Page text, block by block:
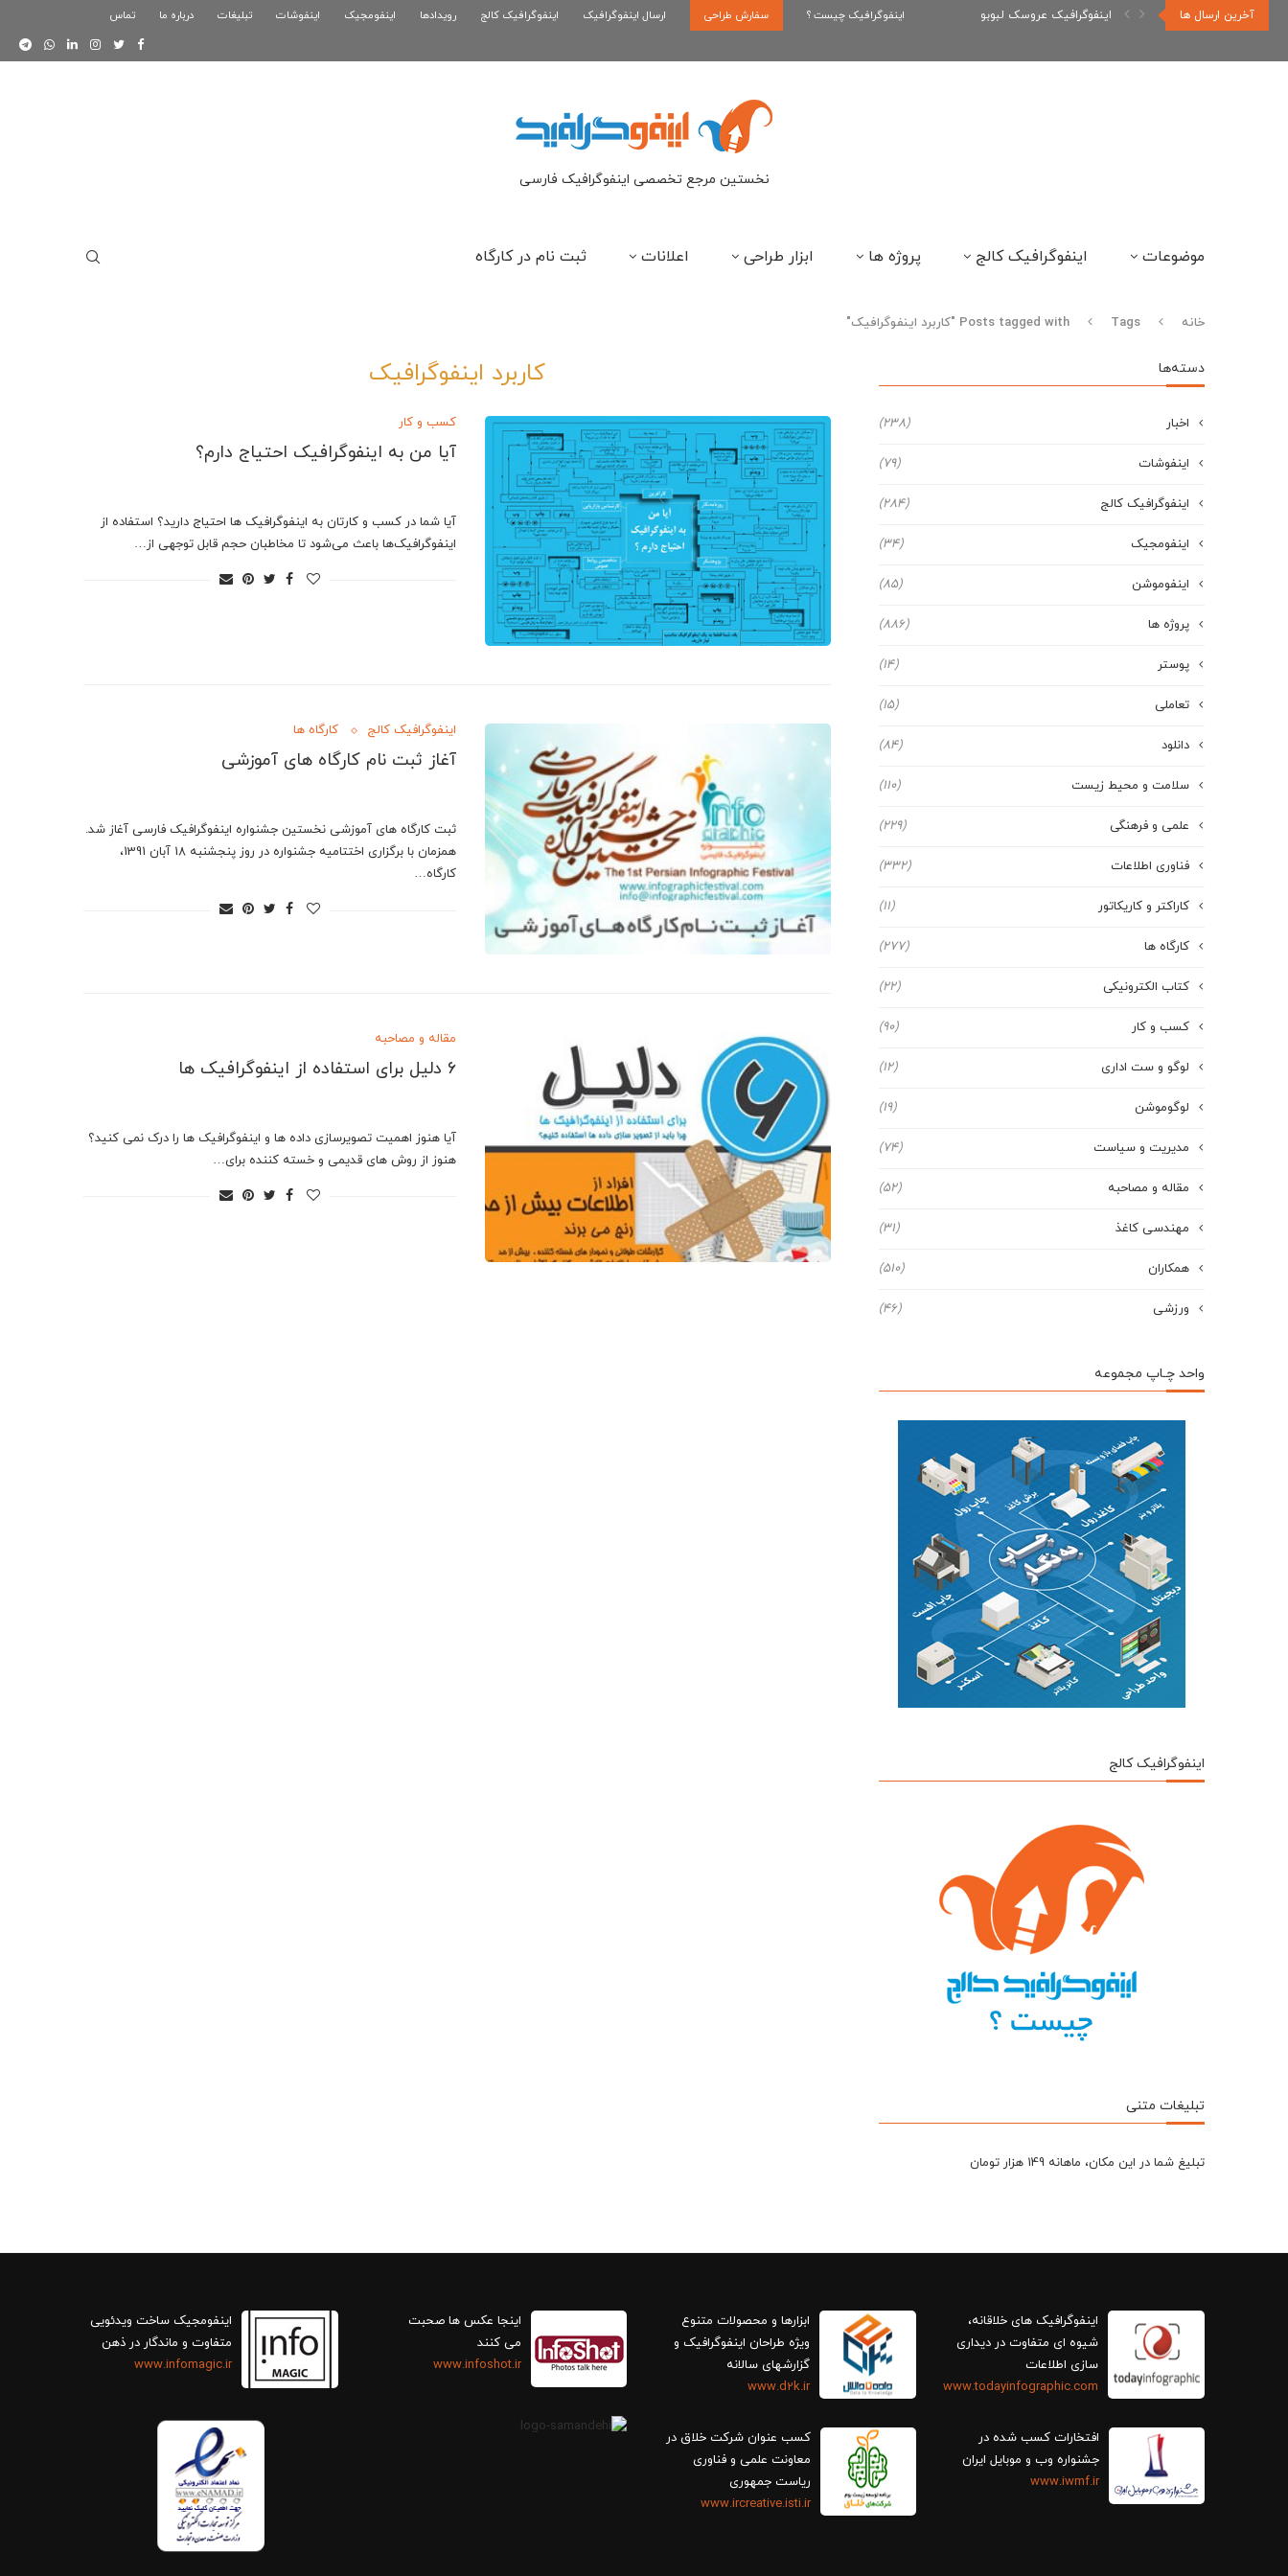
آخرین ارسال ها اینفوگرافیک عروسک لبوبو اینفوگرافیک رپر های فارسی نسل... اینفوگرافیک بازی کلش رویال اینفوگرافیک چیست ؟ سفارش طراحی ارسال اینفوگرافیک اینفوگرافیک کالج رویدادها اینفومجیک اینفوشات تبلیغات درباره ما تماس
نخستین مرجع تخصصی اینفوگرافیک فارسی
موضوعات اینفوگرافیک کالج پروژه ها ابزار طراحی اعلانات ثبت نام در کارگاه
خانه Tags Posts tagged with "کاربرد اینفوگرافیک"
کاربرد اینفوگرافیک
کسب و کار
آیا من به اینفوگرافیک احتیاج دارم؟
آیا شما در کسب و کارتان به اینفوگرافیک ها احتیاج دارید؟ استفاده از
اینفوگرافیک‌ها باعث می‌شود تا مخاطبان حجم قابل توجهی از…
اینفوگرافیک کالج کارگاه ها
آغاز ثبت نام کارگاه های آموزشی
ثبت کارگاه های آموزشی نخستین جشنواره اینفوگرافیک فارسی آغاز شد.
همزمان با برگزاری اختتامیه جشنواره در روز پنجشنبه 18 آبان 1391،
کارگاه…
مقاله و مصاحبه
6 دلیل برای استفاده از اینفوگرافیک ها
آیا هنوز اهمیت تصویرسازی داده ها و اینفوگرافیک ها را درک نمی کنید؟
هنوز از روش های قدیمی و خسته کننده برای…
دسته‌ها
اخبار (238)
اینفوشات (79)
اینفوگرافیک کالج (284)
اینفومجیک (34)
اینفوموشن (85)
پروژه ها (886)
پوستر (14)
تعاملی (15)
دانلود (84)
سلامت و محیط زیست (110)
علمی و فرهنگی (229)
فناوری اطلاعات (332)
کاراکتر و کاریکاتور (11)
کارگاه ها (277)
کتاب الکترونیکی (22)
کسب و کار (90)
لوگو و ست اداری (12)
لوگوموشن (19)
مدیریت و سیاست (74)
مقاله و مصاحبه (52)
مهندسی کاغذ (31)
همکاران (510)
ورزشی (46)
واحد چـاپ مجموعه
اینفوگرافیک کالج
تبلیغات متنی
تبلیغ شما در این مکان، ماهانه 149 هزار تومان
اینفوگرافیک های خلاقانه،
سازی اطلاعات
www.todayinfographic.com
افتخارات کسب شده در
جشنواره وب و موبایل ایران
www.iwmf.ir
ابزارها و محصولات متنوع
ویژه طراحان اینفوگرافیک و
گزارش‎های سالانه
www.d2k.ir
کسب عنوان شرکت خلاق در
معاونت علمی و فناوری
ریاست جمهوری
www.ircreative.isti.ir
اینجا عکس ها صحبت
می کنند
www.infoshot.ir
اینفومجیک ساخت ویدئویی
متفاوت و ماندگار در ذهن
www.infomagic.ir